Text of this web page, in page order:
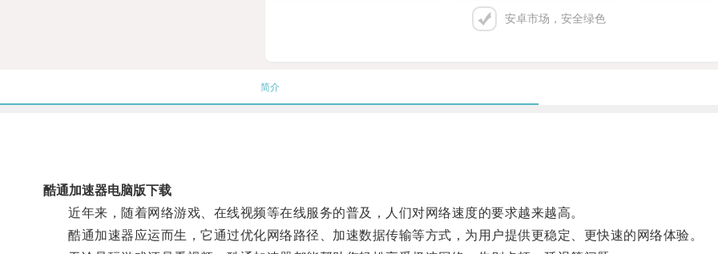
安卓市场，安全绿色
简介
酷通加速器电脑版下载
近年来，随着网络游戏、在线视频等在线服务的普及，人们对网络速度的要求越来越高。
酷通加速器应运而生，它通过优化网络路径、加速数据传输等方式，为用户提供更稳定、更快速的网络体验。